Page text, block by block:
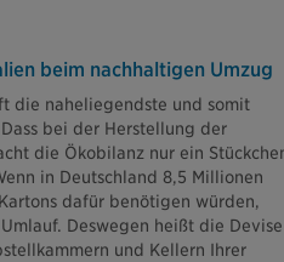
beim nachhaltigen Umzug
die naheliegendste und somit
bei der Herstellung der
die Ökobilanz nur ein
in Deutschland 8,5 Millionen
dafür benötigen würden,
Deswegen heißt die
und Kellern Ihrer